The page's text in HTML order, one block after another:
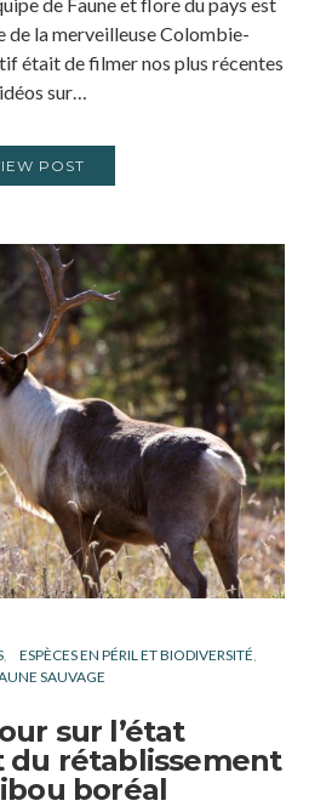
de la merveilleuse Colombie-
était de filmer nos plus récentes
sur…
POST
ESPÈCES EN PÉRIL ET BIODIVERSITÉ
SAUVAGE
sur l’état
du rétablissement
boréal